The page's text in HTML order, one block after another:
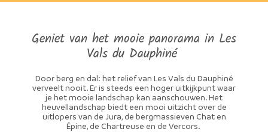
Geniet van het mooie panorama in Les
Vals du Dauphiné
Door berg en dal: het reliëf van Les Vals du Dauphiné
verveelt nooit. Er is steeds een hoger uitkijkpunt waar
je het mooie landschap kan aanschouwen. Het
heuvellandschap biedt een mooi uitzicht over de
uitlopers van de Jura, de bergmassieven Chat en
Épine, de Chartreuse en de Vercors.